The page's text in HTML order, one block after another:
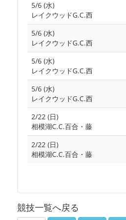
5/6 (水)
レイクウッドG.C.西
5/6 (水)
レイクウッドG.C.西
5/6 (水)
レイクウッドG.C.西
5/6 (水)
レイクウッドG.C.西
2/22 (日)
相模湖C.C.百合・藤
2/22 (日)
相模湖C.C.百合・藤
競技一覧へ戻る